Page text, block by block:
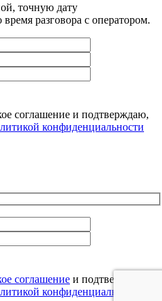
точную дату
разговора с оператором.
соглашение и подтверждаю,
конфиденциальности
соглашение и подтверждаю,
конфиденциальности